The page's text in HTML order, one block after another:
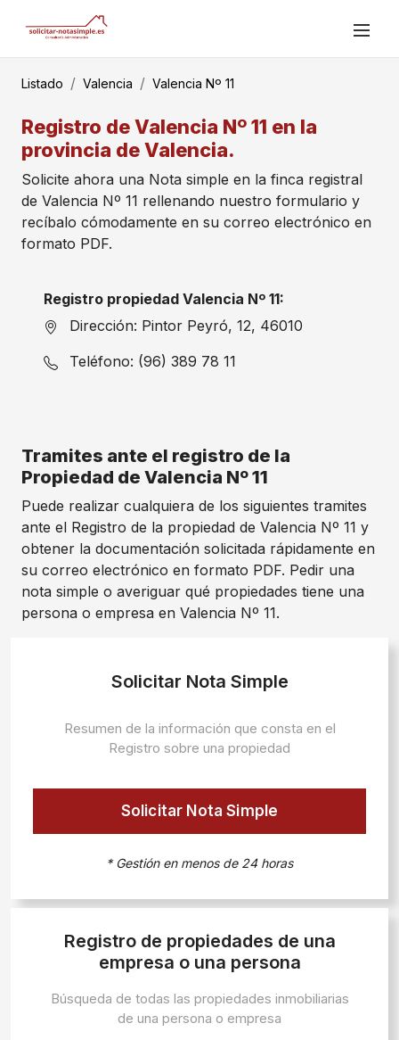
Listado Valencia Valencia Nº 11
Registro de Valencia Nº 11 en la
provincia de Valencia.
Solicite ahora una Nota simple en la finca registral
de Valencia Nº 11 rellenando nuestro formulario y
recíbalo cómodamente en su correo electrónico en
formato PDF.
Registro propiedad Valencia Nº 11:
Dirección: Pintor Peyró, 12, 46010
Teléfono: (96) 389 78 11
Tramites ante el registro de la
Propiedad de Valencia Nº 11
Puede realizar cualquiera de los siguientes tramites
ante el Registro de la propiedad de Valencia Nº 11 y
obtener la documentación solicitada rápidamente en
su correo electrónico en formato PDF. Pedir una
nota simple o averiguar qué propiedades tiene una
persona o empresa en Valencia Nº 11.
Solicitar Nota Simple
Resumen de la información que consta en el
Registro sobre una propiedad
Solicitar Nota Simple
* Gestión en menos de 24 horas
Registro de propiedades de una
empresa o una persona
Búsqueda de todas las propiedades inmobiliarias
de una persona o empresa